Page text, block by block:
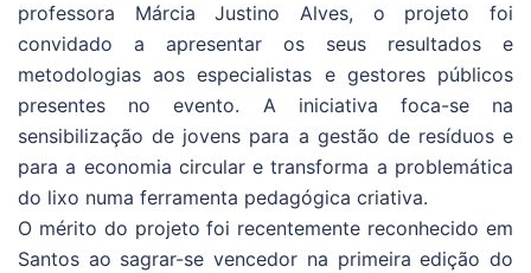
professora Márcia Justino Alves, o projeto foi
convidado a apresentar os seus resultados e
metodologias aos especialistas e gestores públicos
presentes no evento. A iniciativa foca-se na
sensibilização de jovens para a gestão de resíduos e
para a economia circular e transforma a problemática
do lixo numa ferramenta pedagógica criativa.
O mérito do projeto foi recentemente reconhecido em
Santos ao sagrar-se vencedor na primeira edição do